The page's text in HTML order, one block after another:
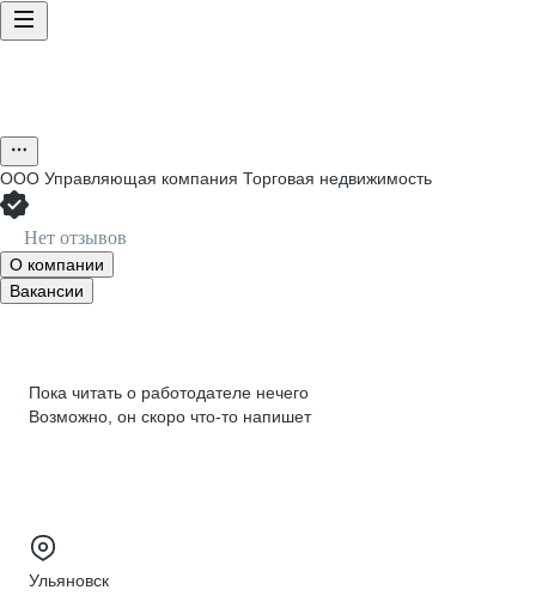
ООО Управляющая компания Торговая недвижимость
Нет отзывов
О компании
Вакансии
Пока читать о работодателе нечего
Возможно, он скоро что‑то напишет
Ульяновск